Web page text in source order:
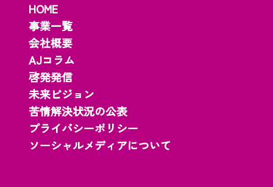
HOME
事業一覧
会社概要
AJコラム
啓発発信
未来ビジョン
苦情解決状況の公表
プライバシーポリシー
ソーシャルメディアについて